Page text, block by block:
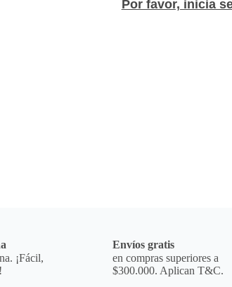
Por favor, inicia
¡Fácil,
Envíos gratis
en compras superiores a
$300.000. Aplican T&C.